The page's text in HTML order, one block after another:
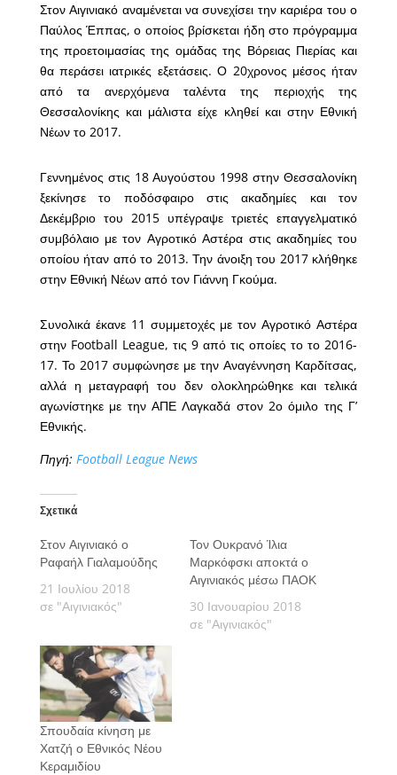
Στον Αιγινιακό αναμένεται να συνεχίσει την καριέρα του ο
Παύλος Έππας, ο οποίος βρίσκεται ήδη στο πρόγραμμα
της προετοιμασίας της ομάδας της Βόρειας Πιερίας και
θα περάσει ιατρικές εξετάσεις. Ο 20χρονος μέσος ήταν
από τα ανερχόμενα ταλέντα της περιοχής της
Θεσσαλονίκης και μάλιστα είχε κληθεί και στην Εθνική
Νέων το 2017.
Γεννημένος στις 18 Αυγούστου 1998 στην Θεσσαλονίκη
ξεκίνησε το ποδόσφαιρο στις ακαδημίες και τον
Δεκέμβριο του 2015 υπέγραψε τριετές επαγγελματικό
συμβόλαιο με τον Αγροτικό Αστέρα στις ακαδημίες του
οποίου ήταν από το 2013. Την άνοιξη του 2017 κλήθηκε
στην Εθνική Νέων από τον Γιάννη Γκούμα.
Συνολικά έκανε 11 συμμετοχές με τον Αγροτικό Αστέρα
στην Football League, τις 9 από τις οποίες το το 2016-
17. Το 2017 συμφώνησε με την Αναγέννηση Καρδίτσας,
αλλά η μεταγραφή του δεν ολοκληρώθηκε και τελικά
αγωνίστηκε με την ΑΠΕ Λαγκαδά στον 2ο όμιλο της Γ’
Εθνικής.
Πηγή: Football League News
Σχετικά
Στον Αιγινιακό ο
Ραφαήλ Γιαλαμούδης
21 Ιουλίου 2018
σε "Αιγινιακός"
Τον Ουκρανό Ίλια
Μαρκόφσκι αποκτά ο
Αιγινιακός μέσω ΠΑΟΚ
30 Ιανουαρίου 2018
σε "Αιγινιακός"
Σπουδαία κίνηση με
Χατζή ο Εθνικός Νέου
Κεραμιδίου